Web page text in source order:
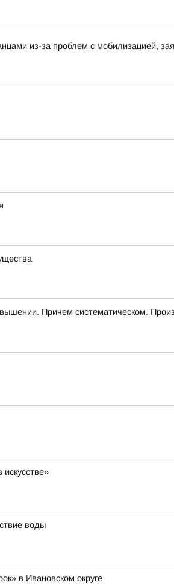
из-за проблем с мобилизацией,
Причем систематическом.
воды
в Ивановском округе